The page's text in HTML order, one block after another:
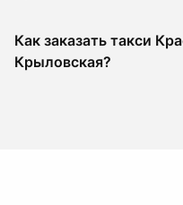
Как заказать такси
Крыловская?